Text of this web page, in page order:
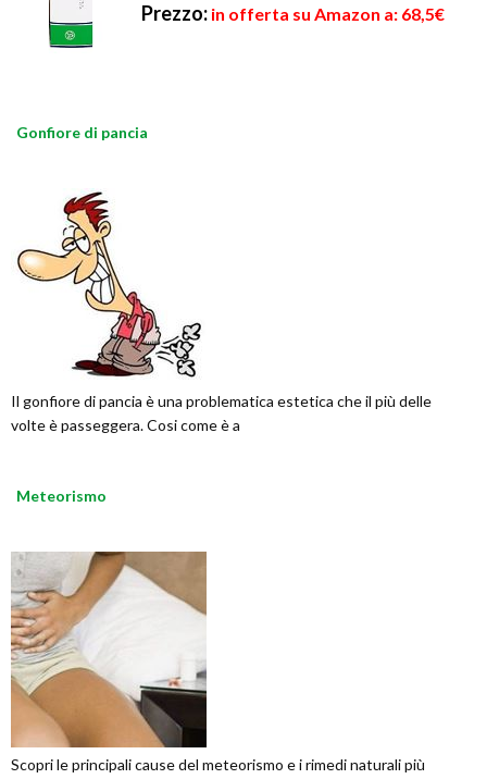
Prezzo: in offerta su Amazon a: 68,5€
Gonfiore di pancia
Il gonfiore di pancia è una problematica estetica che il più delle
volte è passeggera. Cosi come è a
Meteorismo
Scopri le principali cause del meteorismo e i rimedi naturali più